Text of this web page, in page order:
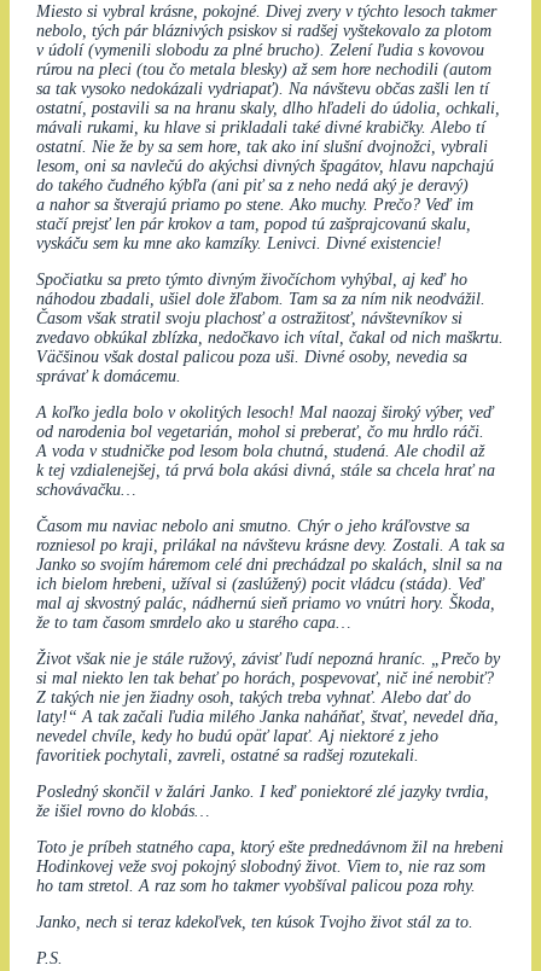
Miesto si vybral krásne, pokojné. Divej zvery v týchto lesoch takmer
nebolo, tých pár bláznivých psiskov si radšej vyštekovalo za plotom
v údolí (vymenili slobodu za plné brucho). Zelení ľudia s kovovou
rúrou na pleci (tou čo metala blesky) až sem hore nechodili (autom
sa tak vysoko nedokázali vydriapať). Na návštevu občas zašli len tí
ostatní, postavili sa na hranu skaly, dlho hľadeli do údolia, ochkali,
mávali rukami, ku hlave si prikladali také divné krabičky. Alebo tí
ostatní. Nie že by sa sem hore, tak ako iní slušní dvojnožci, vybrali
lesom, oni sa navlečú do akýchsi divných špagátov, hlavu napchajú
do takého čudného kýbľa (ani piť sa z neho nedá aký je deravý)
a nahor sa štverajú priamo po stene. Ako muchy. Prečo? Veď im
stačí prejsť len pár krokov a tam, popod tú zašprajcovanú skalu,
vyskáču sem ku mne ako kamzíky. Lenivci. Divné existencie!
Spočiatku sa preto týmto divným živočíchom vyhýbal, aj keď ho
náhodou zbadali, ušiel dole žľabom. Tam sa za ním nik neodvážil.
Časom však stratil svoju plachosť a ostražitosť, návštevníkov si
zvedavo obkúkal zblízka, nedočkavo ich vítal, čakal od nich maškrtu.
Väčšinou však dostal palicou poza uši. Divné osoby, nevedia sa
správať k domácemu.
A koľko jedla bolo v okolitých lesoch! Mal naozaj široký výber, veď
od narodenia bol vegetarián, mohol si preberať, čo mu hrdlo ráči.
A voda v studničke pod lesom bola chutná, studená. Ale chodil až
k tej vzdialenejšej, tá prvá bola akási divná, stále sa chcela hrať na
schovávačku…
Časom mu naviac nebolo ani smutno. Chýr o jeho kráľovstve sa
rozniesol po kraji, prilákal na návštevu krásne devy. Zostali. A tak sa
Janko so svojím háremom celé dni prechádzal po skalách, slnil sa na
ich bielom hrebeni, užíval si (zaslúžený) pocit vládcu (stáda). Veď
mal aj skvostný palác, nádhernú sieň priamo vo vnútri hory. Škoda,
že to tam časom smrdelo ako u starého capa…
Život však nie je stále ružový, závisť ľudí nepozná hraníc. „Prečo by
si mal niekto len tak behať po horách, pospevovať, nič iné nerobiť?
Z takých nie jen žiadny osoh, takých treba vyhnať. Alebo dať do
laty!“ A tak začali ľudia milého Janka naháňať, štvať, nevedel dňa,
nevedel chvíle, kedy ho budú opäť lapať. Aj niektoré z jeho
favoritiek pochytali, zavreli, ostatné sa radšej rozutekali.
Posledný skončil v žalári Janko. I keď poniektoré zlé jazyky tvrdia,
že išiel rovno do klobás…
Toto je príbeh statného capa, ktorý ešte prednedávnom žil na hrebeni
Hodinkovej veže svoj pokojný slobodný život. Viem to, nie raz som
ho tam stretol. A raz som ho takmer vyobšíval palicou poza rohy.
Janko, nech si teraz kdekoľvek, ten kúsok Tvojho život stál za to.
P.S.